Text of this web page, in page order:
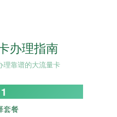
办理指南
理靠谱的大流量卡
1
套餐